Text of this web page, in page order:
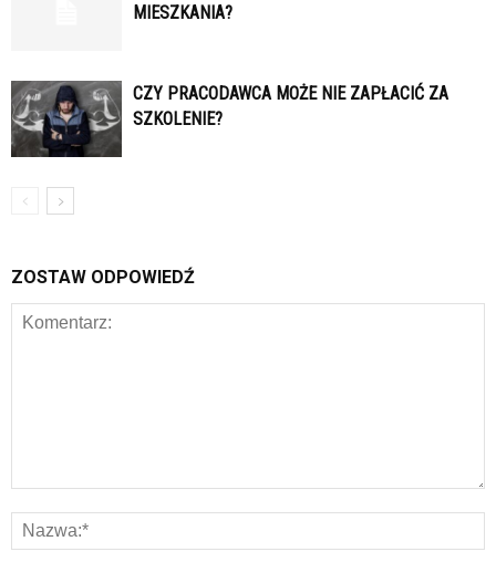
MIESZKANIA?
CZY PRACODAWCA MOŻE NIE ZAPŁACIĆ ZA
SZKOLENIE?
ZOSTAW ODPOWIEDŹ